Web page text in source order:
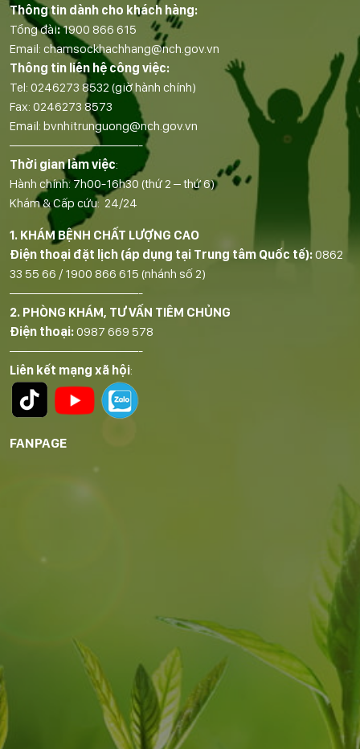
Thông tin dành cho khách hàng:
Tổng đài:1900 866 615
Email: chamsockhachhang@nch.gov.vn
Thông tin liên hệ công việc:
Tel: 0246273 8532 (giờ hành chính)
Fax: 0246273 8573
Email: bvnhitrunguong@nch.gov.vn
——————————-
Thời gian làm việc:
Hành chính: 7h00-16h30 (thứ 2 – thứ 6)
Khám & Cấp cứu: 24/24
1. KHÁM BỆNH CHẤT LƯỢNG CAO
Điện thoại đặt lịch (áp dụng tại Trung tâm Quốc tế):0862
33 55 66 / 1900 866 615 (nhánh số 2)
——————————-
2. PHÒNG KHÁM, TƯ VẤN TIÊM CHỦNG
Điện thoại:0987 669 578
——————————-
Liên kết mạng xã hội:
FANPAGE